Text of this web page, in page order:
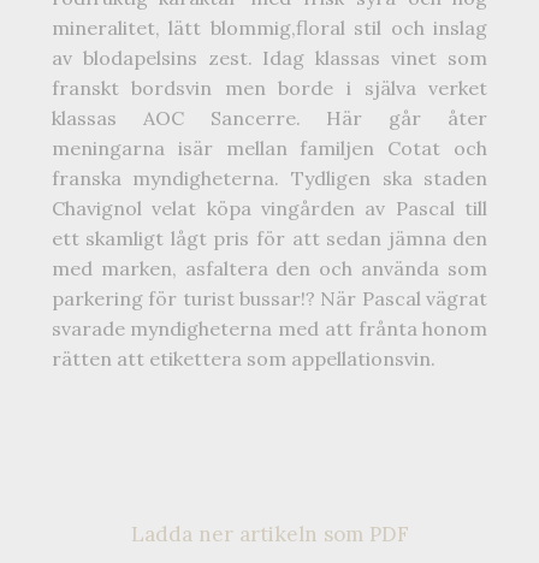
mineralitet, lätt blommig,floral stil och inslag
av blodapelsins zest. Idag klassas vinet som
franskt bordsvin men borde i själva verket
klassas AOC Sancerre. Här går åter
meningarna isär mellan familjen Cotat och
franska myndigheterna. Tydligen ska staden
Chavignol velat köpa vingården av Pascal till
ett skamligt lågt pris för att sedan jämna den
med marken, asfaltera den och använda som
parkering för turist bussar!? När Pascal vägrat
svarade myndigheterna med att frånta honom
rätten att etikettera som appellationsvin.
Ladda ner artikeln som PDF